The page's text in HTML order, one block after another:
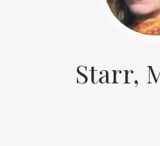
Starr,